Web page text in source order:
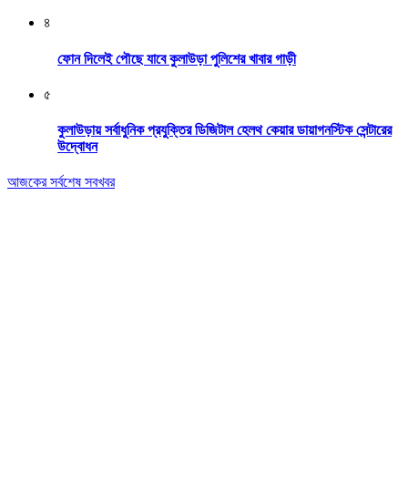
৪
ফোন দিলেই পৌছে যাবে কুলাউড়া পুলিশের খাবার গাড়ী
৫
কুলাউড়ায় সর্বাধুনিক প্রযুক্তির ডিজিটাল হেলথ কেয়ার ডায়াগনস্টিক সেন্টারের
উদ্বোধন
আজকের সর্বশেষ সবখবর